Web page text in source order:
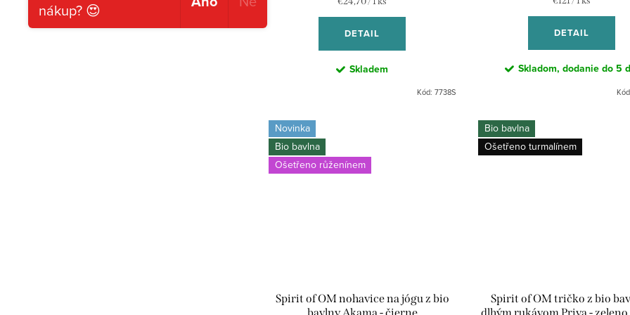
DETAIL
Skladem
Kód:7738S
DETAIL
Skladom, dodanie do 5
Novinka
Bio bavlna
Ošetřeno růženínem
Spirit of OM nohavice na jógu z bio
Bio bavlna
Ošetřeno turmalínem
Spirit of OM tričko z bio
nákup? 😍